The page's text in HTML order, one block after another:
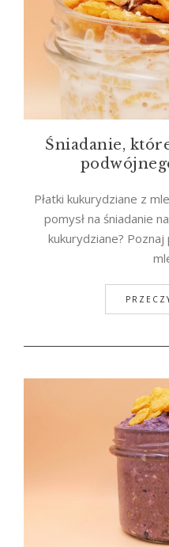
Śniadanie,
Płatki kukurydziane z
pomysł na śniadanie
kukurydziane?